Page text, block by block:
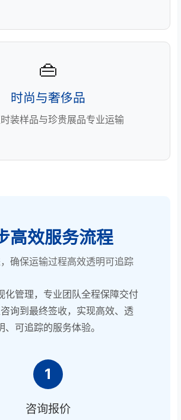
👜
时尚与奢侈品
装样品与珍贵展品专业运输
高效服务流程
确保运输过程高效透明可追踪
化管理，专业团队全程保障交付
询到最终签收，实现高效、透
、可追踪的服务体验。
1
咨询报价